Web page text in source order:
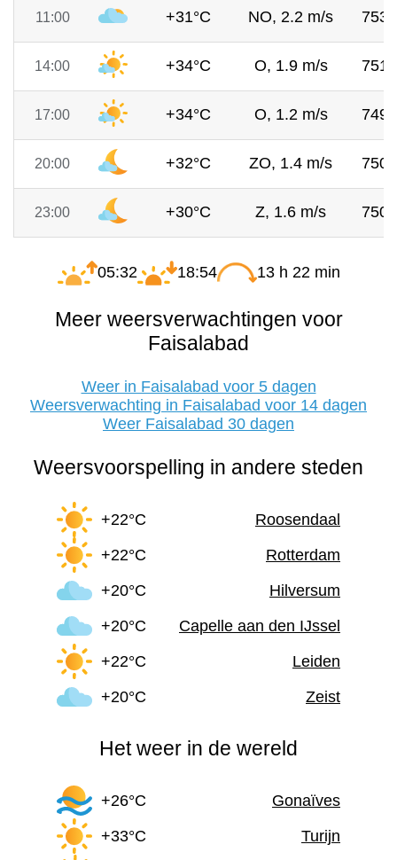
11:00 +31°C NO, 2.2 m/s 753
14:00 +34°C O, 1.9 m/s 751
17:00 +34°C O, 1.2 m/s 749
20:00 +32°C ZO, 1.4 m/s 750
23:00 +30°C Z, 1.6 m/s 750
05:32 18:54 13 h 22 min
Meer weersverwachtingen voor
Faisalabad
Weer in Faisalabad voor 5 dagen
Weersverwachting in Faisalabad voor 14 dagen
Weer Faisalabad 30 dagen
Weersvoorspelling in andere steden
+22°C
Roosendaal
+22°C
Rotterdam
+20°C
Hilversum
+20°C
Capelle aan den IJssel
+22°C
Leiden
+20°C
Zeist
Het weer in de wereld
+26°C
Gonaïves
+33°C
Turijn